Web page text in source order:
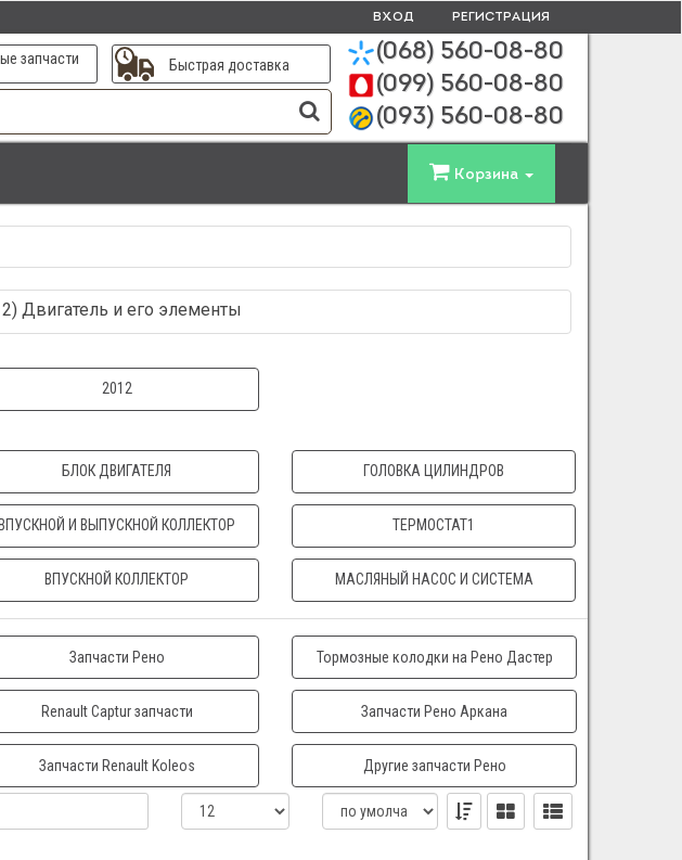
ВХОД РЕГИСТРАЦИЯ
запчасти Быстрая доставка (068) 560-08-80
(099) 560-08-80
(093) 560-08-80
Корзина
Двигатель и его элементы
2012
БЛОК ДВИГАТЕЛЯ ГОЛОВКА ЦИЛИНДРОВ
ВПУСКНОЙ И ВЫПУСКНОЙ КОЛЛЕКТОР ТЕРМОСТАТ1
ВПУСКНОЙ КОЛЛЕКТОР МАСЛЯНЫЙ НАСОС И СИСТЕМА
Запчасти Рено Тормозные колодки на Рено Дастер
Renault Captur запчасти Запчасти Рено Аркана
Запчасти Renault Koleos Другие запчасти Рено